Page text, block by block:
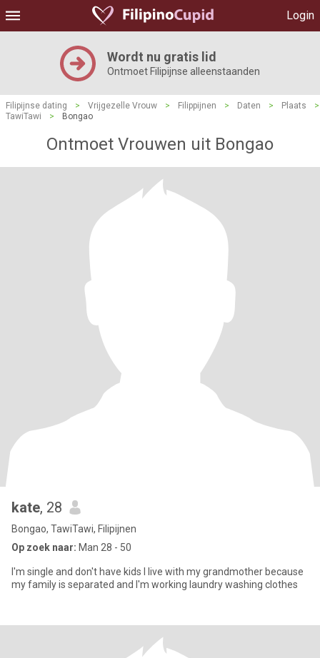
Login
Wordt nu gratis lid
Ontmoet Filipijnse alleenstaanden
Filipijnse dating > Vrijgezelle Vrouw > Filippijnen > Daten > Plaats
>
TawiTawi
> Bongao
Ontmoet Vrouwen uit Bongao
kate, 28
Bongao, TawiTawi, Filipijnen
Op zoek naar: Man 28 - 50
I'm single and don't have kids I live with my grandmother because
my family is separated and I'm working laundry washing clothes